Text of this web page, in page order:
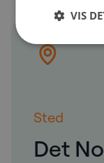
Sted
Det
VIS